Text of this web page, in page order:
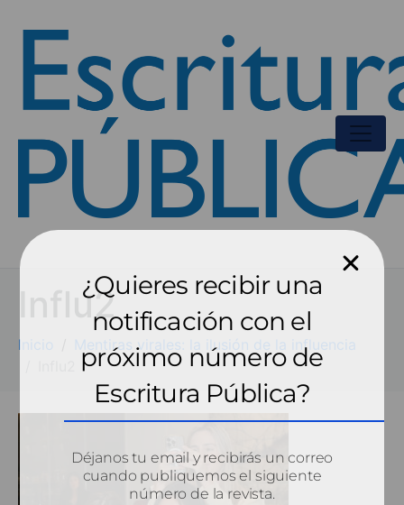
Influ2
Inicio
Mentiras virales: la ilusión de la influencia
¿Quieres recibir una
notificación con el
próximo número de
Escritura Pública?
Déjanos tu email y recibirás un correo
cuando publiquemos el siguiente
número de la revista.